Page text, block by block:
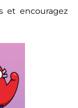
et encouragez